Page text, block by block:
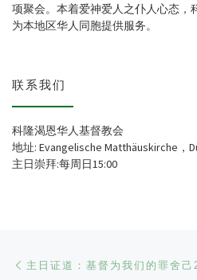
项聚会。本着爱神爱人之仆人心态，
为本地区华人同胞提供服务。
联系我们
科隆渴恩华人基督教会
地址: Evangelische Matthäuskirche，
主日崇拜:每周日15:00
主日证道：基督为我们的罪舍